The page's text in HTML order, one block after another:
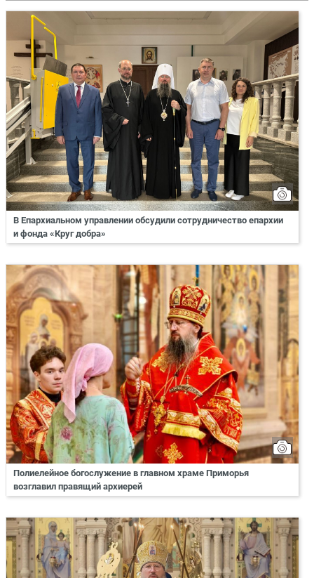
В Епархиальном управлении обсудили сотрудничество епархии
и фонда «Круг добра»
Полиелейное богослужение в главном храме Приморья
возглавил правящий архиерей